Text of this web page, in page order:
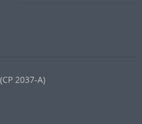
2037-A)